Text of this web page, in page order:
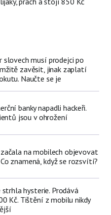
slovech musí prodejci po
zavěsit, jinak zaplatí
Naučte se je
banky napadli hackeři.
jsou v ohrožení
na mobilech objevovat
znamená, když se rozsvítí?
hysterie. Prodává
Kč. Tištění z mobilu nikdy